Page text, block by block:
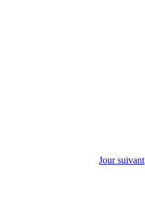
Jour suivant